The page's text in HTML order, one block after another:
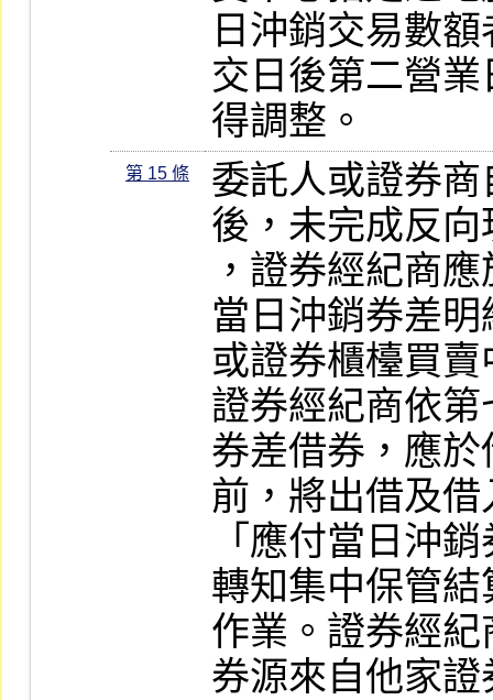
日沖銷交易數
交日後第二營
得調整。
第 15 條
委託人或證券
後，未完成反
，證券經紀商
當日沖銷券差
或證券櫃檯買
證券經紀商依
券差借券，應
前，將出借及
「應付當日沖
轉知集中保管
作業。證券經
券源來自他家